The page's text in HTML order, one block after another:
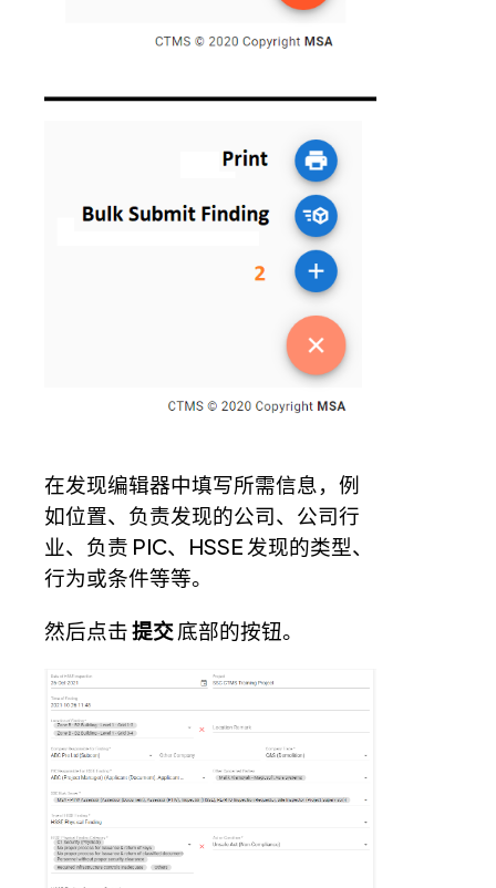
在发现编辑器中填写所需信息，例
如位置、负责发现的公司、公司行
业、负责 PIC、HSSE 发现的类型、
行为或条件等等。
然后点击提交底部的按钮。